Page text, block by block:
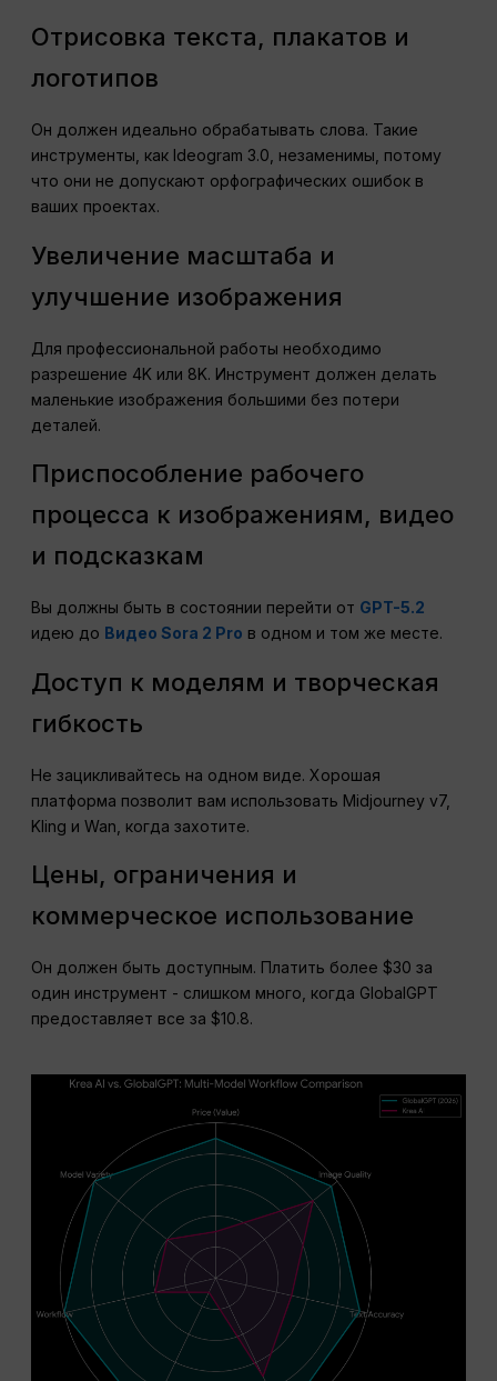
Отрисовка текста, плакатов и
логотипов
Он должен идеально обрабатывать слова. Такие
инструменты, как Ideogram 3.0, незаменимы, потому
что они не допускают орфографических ошибок в
ваших проектах.
Увеличение масштаба и
улучшение изображения
Для профессиональной работы необходимо
разрешение 4K или 8K. Инструмент должен делать
маленькие изображения большими без потери
деталей.
Приспособление рабочего
процесса к изображениям, видео
и подсказкам
Вы должны быть в состоянии перейти от GPT-5.2
идею до Видео Sora 2 Pro в одном и том же месте.
Доступ к моделям и творческая
гибкость
Не зацикливайтесь на одном виде. Хорошая
платформа позволит вам использовать Midjourney v7,
Kling и Wan, когда захотите.
Цены, ограничения и
коммерческое использование
Он должен быть доступным. Платить более $30 за
один инструмент - слишком много, когда GlobalGPT
предоставляет все за $10.8.